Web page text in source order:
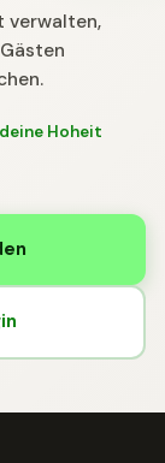
verwalten,
Hoheit